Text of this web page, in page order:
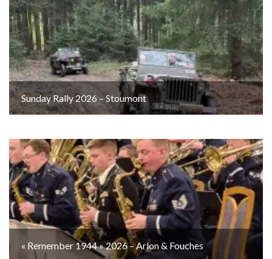
Sunday Rally 2026 – Stoumont
« Remember 1944 » 2026 – Arlon & Fouches